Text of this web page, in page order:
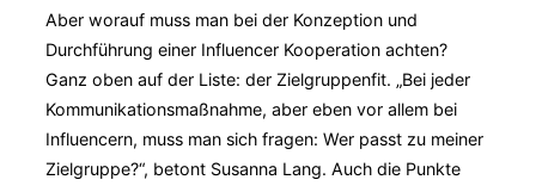
Aber worauf muss man bei der Konzeption und
Durchführung einer Influencer Kooperation achten?
Ganz oben auf der Liste: der Zielgruppenfit. „Bei jeder
Kommunikationsmaßnahme, aber eben vor allem bei
Influencern, muss man sich fragen: Wer passt zu meiner
Zielgruppe?“, betont Susanna Lang. Auch die Punkte